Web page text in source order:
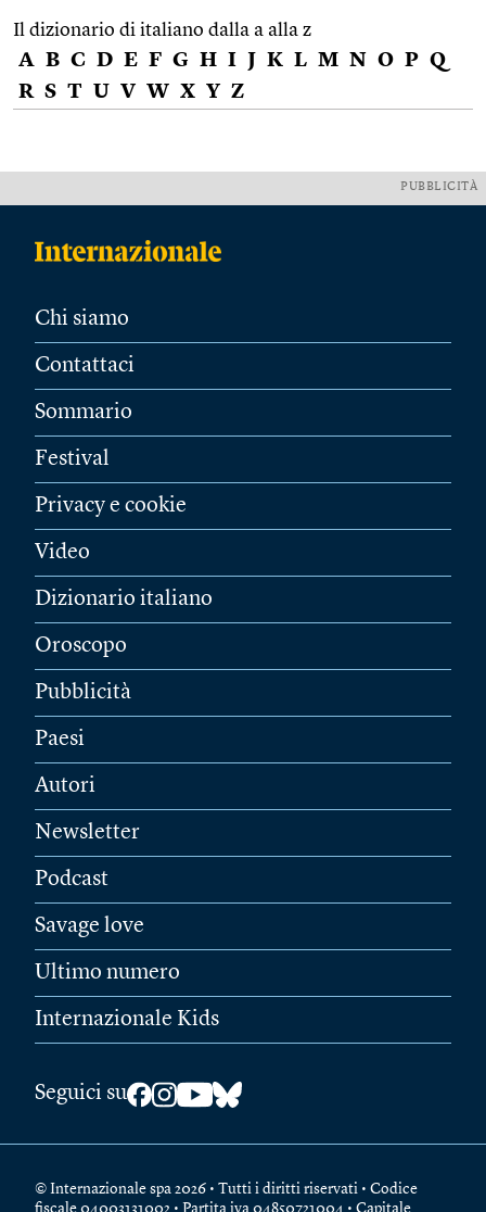
Il dizionario di italiano dalla a alla z
A B C D E F G H I J K L M N O P Q
R S T U V W X Y Z
PUBBLICITÀ
Chi siamo
Contattaci
Sommario
Festival
Privacy e cookie
Video
Dizionario italiano
Oroscopo
Pubblicità
Paesi
Autori
Newsletter
Podcast
Savage love
Ultimo numero
Internazionale Kids
Seguici su
© Internazionale spa 2026 • Tutti i diritti riservati • Codice
fiscale 04003131002 • Partita iva 04850721004 • Capitale